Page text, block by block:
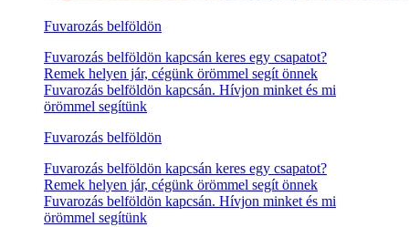
Fuvarozás belföldön
Fuvarozás belföldön kapcsán keres egy csapatot?
Remek helyen jár, cégünk örömmel segít önnek
Fuvarozás belföldön kapcsán. Hívjon minket és mi
örömmel segítünk
Fuvarozás belföldön
Fuvarozás belföldön kapcsán keres egy csapatot?
Remek helyen jár, cégünk örömmel segít önnek
Fuvarozás belföldön kapcsán. Hívjon minket és mi
örömmel segítünk